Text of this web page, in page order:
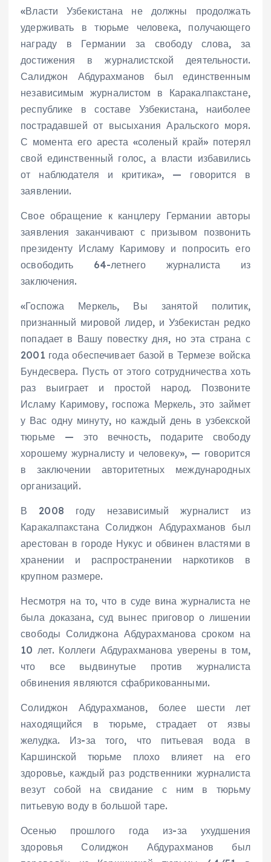
«Власти Узбекистана не должны продолжать
удерживать в тюрьме человека, получающего
награду в Германии за свободу слова, за
достижения в журналистской деятельности.
Салиджон Абдурахманов был единственным
независимым журналистом в Каракалпакстане,
республике в составе Узбекистана, наиболее
пострадавшей от высыхания Аральского моря.
С момента его ареста «соленый край» потерял
свой единственный голос, а власти избавились
от наблюдателя и критика», — говорится в
заявлении.
Свое обращение к канцлеру Германии авторы
заявления заканчивают с призывом позвонить
президенту Исламу Каримову и попросить его
освободить 64-летнего журналиста из
заключения.
«Госпожа Меркель, Вы занятой политик,
признанный мировой лидер, и Узбекистан редко
попадает в Вашу повестку дня, но эта страна с
2001 года обеспечивает базой в Термезе войска
Бундесвера. Пусть от этого сотрудничества хоть
раз выиграет и простой народ. Позвоните
Исламу Каримову, госпожа Меркель, это займет
у Вас одну минуту, но каждый день в узбекской
тюрьме — это вечность, подарите свободу
хорошему журналисту и человеку», — говорится
в заключении авторитетных международных
организаций.
В 2008 году независимый журналист из
Каракалпакстана Солиджон Абдурахманов был
арестован в городе Нукус и обвинен властями в
хранении и распространении наркотиков в
крупном размере.
Несмотря на то, что в суде вина журналиста не
была доказана, суд вынес приговор о лишении
свободы Солиджона Абдурахманова сроком на
10 лет. Коллеги Абдурахманова уверены в том,
что все выдвинутые против журналиста
обвинения являются сфабрикованными.
Солиджон Абдурахманов, более шести лет
находящийся в тюрьме, страдает от язвы
желудка. Из-за того, что питьевая вода в
Каршинской тюрьме плохо влияет на его
здоровье, каждый раз родственники журналиста
везут собой на свидание с ним в тюрьму
питьевую воду в большой таре.
Осенью прошлого года из-за ухудшения
здоровья Солиджон Абдурахманов был